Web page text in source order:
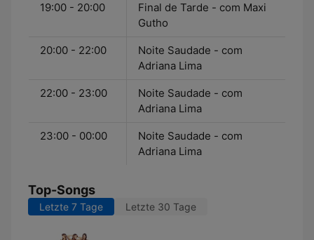
19:00 - 20:00
Final de Tarde - com Maxi
Gutho
20:00 - 22:00
Noite Saudade - com
Adriana Lima
22:00 - 23:00
Noite Saudade - com
Adriana Lima
23:00 - 00:00
Noite Saudade - com
Adriana Lima
Top-Songs
Letzte 7 Tage Letzte 30 Tage